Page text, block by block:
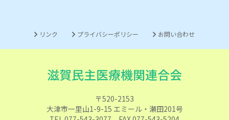
リンク プライバシーポリシー お問い合わせ
〒520-2153
大津市一里山1-9-15 エミール・瀬田201号